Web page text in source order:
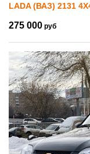
LADA (ВАЗ) 2131
275 000 руб